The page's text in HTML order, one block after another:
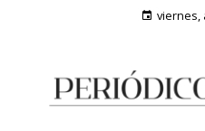
viernes,